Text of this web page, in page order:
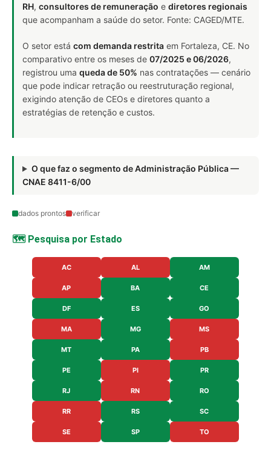
RH, consultores de remuneração e diretores regionais
que acompanham a saúde do setor. Fonte: CAGED/MTE.
O setor está com demanda restrita em Fortaleza, CE. No
comparativo entre os meses de 07/2025 e 06/2026,
registrou uma queda de 50% nas contratações — cenário
que pode indicar retração ou reestruturação regional,
exigindo atenção de CEOs e diretores quanto a
estratégias de retenção e custos.
O que faz o segmento de Administração Pública —
CNAE 8411-6/00
dados prontos verificar
🗺️ Pesquisa por Estado
AC AL AM
AP BA CE
DF ES GO
MA MG MS
MT PA PB
PE PI PR
RJ RN RO
RR RS SC
SE SP TO